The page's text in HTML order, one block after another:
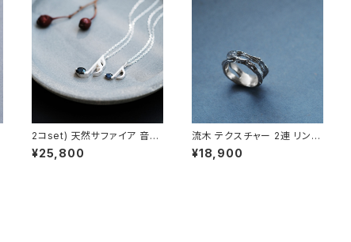
2コset) 天然サファイア 音符
ペア ネックレス シルバー925
¥25,800
流木 テクスチャー 2連 リング
シルバー925 メンズ ユニセッ
クス
¥18,900